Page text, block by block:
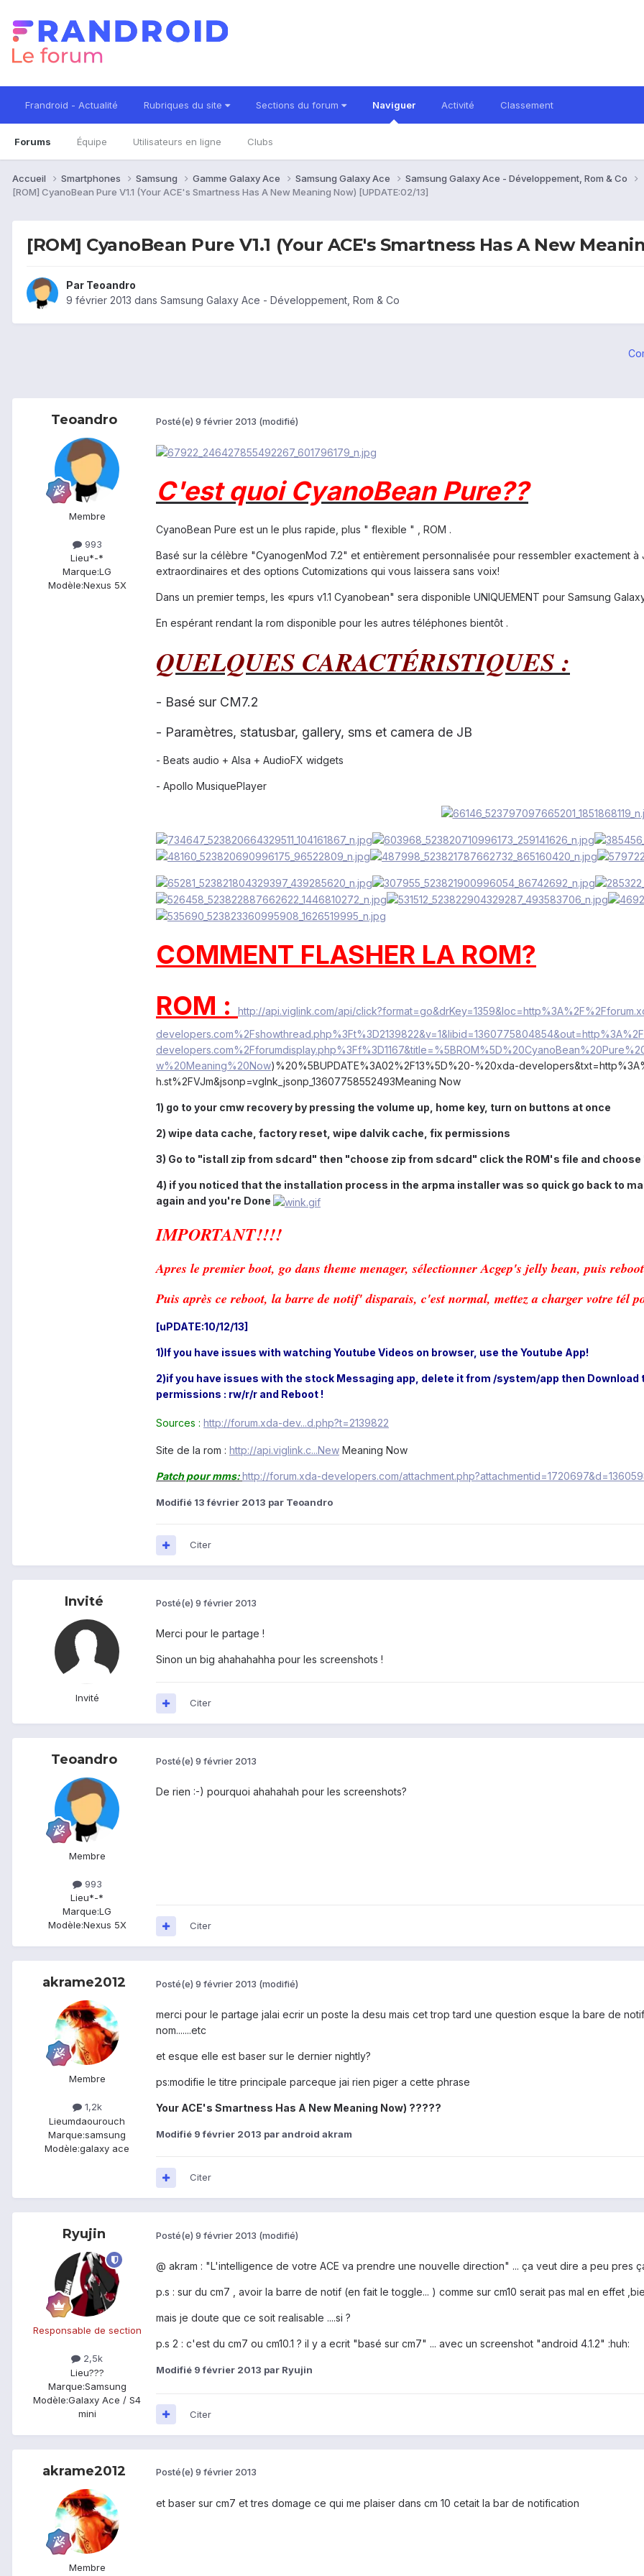
Frandroid - Actualité Rubriques du site Sections du forum Naviguer
Forums Équipe Utilisateurs en ligne Clubs
Activité Classement
Accueil Smartphones Samsung Gamme Galaxy Ace Samsung Galaxy Ace
Samsung Galaxy Ace - Développement, Rom & Co
[ROM] CyanoBean Pure V1.1 (Your ACE's Smartness Has A New Meaning Now) [UPDATE:02/13]
[ROM] CyanoBean Pure V1.1 (Your ACE's Smartness Has A New
Par Teoandro
9 février 2013 dans Samsung Galaxy Ace - Développement, Rom & Co
Teoandro
Membre
993
Lieu*-*
Marque:LG
Modèle:Nexus 5X
Posté(e) 9 février 2013 (modifié)
C'est quoi CyanoBean Pure??
CyanoBean Pure est un le plus rapide, plus " flexible " , ROM .
Basé sur la célèbre "CyanogenMod 7.2" et entièrement personnalisée pour ressembler exactement à
extraordinaires et des options Cutomizations qui vous laissera sans voix!
Dans un premier temps, les «purs v1.1 Cyanobean" sera disponible UNIQUEMENT pour Samsung
En espérant rendant la rom disponible pour les autres téléphones bientôt .
QUELQUES CARACTÉRISTIQUES :
- Basé sur CM7.2
- Paramètres, statusbar, gallery, sms et camera de JB
- Beats audio + Alsa + AudioFX widgets
- Apollo MusiquePlayer
COMMENT FLASHER LA ROM?
ROM :
http://api.viglink.com/api/
w%20Meaning%20Now)%20%5BUPDATE%3A02%2F13%5D%20-%20xda-
h.st%2FVJm&jsonp=vglnk_jsonp_13607758552493Meaning Now
1) go to your cmw recovery by pressing the volume up, home key, turn on buttons at once
2) wipe data cache, factory reset, wipe dalvik cache, fix permissions
3) Go to "istall zip from sdcard" then "choose zip from sdcard" click the ROM's file and
4) if you noticed that the installation process in the arpma installer was so quick go back to
again and you're Done
IMPORTANT!!!!
Apres le premier boot, go dans theme menager, sélectionner Acgep's jelly bean, puis
Puis après ce reboot, la barre de notif' disparais, c'est normal, mettez a charger votre tél
[uPDATE:10/12/13]
1)If you have issues with watching Youtube Videos on browser, use the Youtube App!
2)if you have issues with the stock Messaging app, delete it from /system/app then Download
permissions : rw/r/r and Reboot !
Sources : http://forum.xda-dev...d.php?t=2139822
Site de la rom : http://api.viglink.c...New Meaning Now
Patch pour mms:http://forum.xda-developers.com/
Modifié 13 février 2013 par Teoandro
Citer
Invité
Invité
Posté(e) 9 février 2013
Merci pour le partage !
Sinon un big ahahahahha pour les screenshots !
Citer
Teoandro
Membre
993
Lieu*-*
Marque:LG
Modèle:Nexus 5X
Posté(e) 9 février 2013
De rien :-) pourquoi ahahahah pour les screenshots?
Citer
akrame2012
Membre
1,2k
Lieumdaourouch
Marque:samsung
Modèle:galaxy ace
Posté(e) 9 février 2013 (modifié)
merci pour le partage jalai ecrir un poste la desu mais cet trop tard une question esque la bare de
nom.......etc
et esque elle est baser sur le dernier nightly?
ps:modifie le titre principale parceque jai rien piger a cette phrase
Your ACE's Smartness Has A New Meaning Now) ?????
Modifié 9 février 2013 par android akram
Citer
Ryujin
Responsable de section
2,5k
Lieu???
Marque:Samsung
Modèle:Galaxy Ace / S4
mini
Posté(e) 9 février 2013 (modifié)
@ akram : "L'intelligence de votre ACE va prendre une nouvelle direction" ... ça veut dire a peu pres
p.s : sur du cm7 , avoir la barre de notif (en fait le toggle... ) comme sur cm10 serait pas mal en effet
mais je doute que ce soit realisable ....si ?
p.s 2 : c'est du cm7 ou cm10.1 ? il y a ecrit "basé sur cm7" ... avec un screenshot "android 4.1.2" :huh:
Modifié 9 février 2013 par Ryujin
Citer
akrame2012
Membre
Posté(e) 9 février 2013
et baser sur cm7 et tres domage ce qui me plaiser dans cm 10 cetait la bar de notification